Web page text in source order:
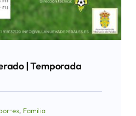
| Temporada
, Familia